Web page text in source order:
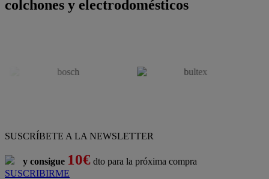
colchones y electrodomésticos
SUSCRÍBETE A LA NEWSLETTER
y consigue 10€ dto para la próxima compra
SUSCRIBIRME